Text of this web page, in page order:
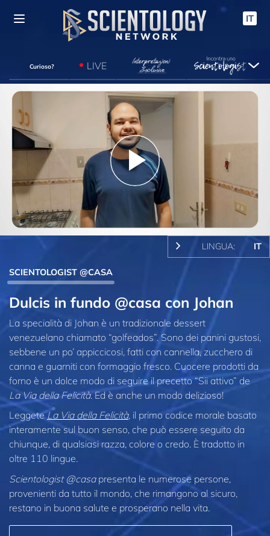
IT
Curioso? LIVE
Play
Video
LINGUA: IT
SCIENTOLOGIST @CASA
Dulcis in fundo @casa con Johan
La specialità di Johan è un tradizionale dessert
venezuelano chiamato “golfeados”. Sono dei panini gustosi,
sebbene un po’ appiccicosi, fatti con cannella, zucchero di
canna e guarniti con formaggio fresco. Cuocere prodotti da
forno è un dolce modo di seguire il precetto “Sii attivo” de
La Via della Felicità. Ed è anche un modo delizioso!
LeggeteLa Via della Felicità, il primo codice morale basato
interamente sul buon senso, che può essere seguito da
chiunque, di qualsiasi razza, colore o credo. È tradotto in
oltre 110 lingue.
Scientologist @casapresenta le numerose persone,
provenienti da tutto il mondo, che rimangono al sicuro,
restano in buona salute e prosperano nella vita.